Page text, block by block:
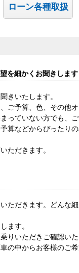
ローン各種取扱
を細かくお聞きします
きいたします。
ご予算、色、その他
っていない方でも、
算などからぴったり
ただきます。
ただきます。どんな
ます。
りいただきご確認い
の中からお客様のご